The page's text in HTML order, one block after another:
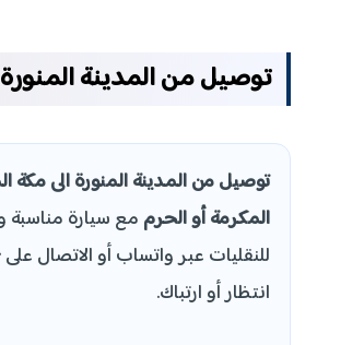
توصيل من المدينة
توصيل من المدينة المنورة الى مكة
المكرمة أو الحرم مع سيارة مناسبة
للنقليات عبر واتساب أو الاتصال على
انتظار أو ارتباك.